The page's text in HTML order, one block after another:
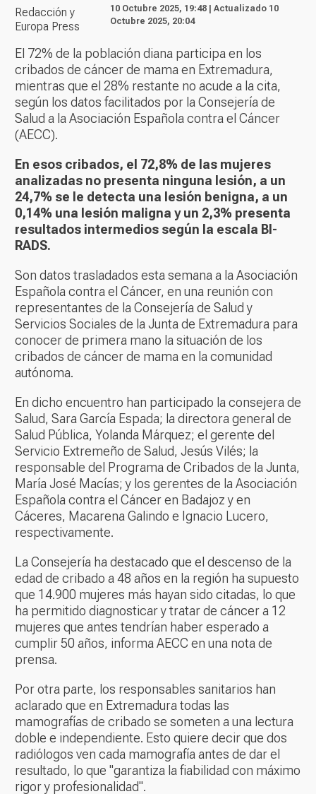
Redacción y
Europa Press
10 Octubre 2025, 19:48 | Actualizado 10
Octubre 2025, 20:04
El 72% de la población diana participa en los
cribados de cáncer de mama en Extremadura,
mientras que el 28% restante no acude a la cita,
según los datos facilitados por la Consejería de
Salud a la Asociación Española contra el Cáncer
(AECC).
En esos cribados, el 72,8% de las mujeres
analizadas no presenta ninguna lesión, a un
24,7% se le detecta una lesión benigna, a un
0,14% una lesión maligna y un 2,3% presenta
resultados intermedios según la escala BI-
RADS.
Son datos trasladados esta semana a la Asociación
Española contra el Cáncer, en una reunión con
representantes de la Consejería de Salud y
Servicios Sociales de la Junta de Extremadura para
conocer de primera mano la situación de los
cribados de cáncer de mama en la comunidad
autónoma.
En dicho encuentro han participado la consejera de
Salud, Sara García Espada; la directora general de
Salud Pública, Yolanda Márquez; el gerente del
Servicio Extremeño de Salud, Jesús Vilés; la
responsable del Programa de Cribados de la Junta,
María José Macías; y los gerentes de la Asociación
Española contra el Cáncer en Badajoz y en
Cáceres, Macarena Galindo e Ignacio Lucero,
respectivamente.
La Consejería ha destacado que el descenso de la
edad de cribado a 48 años en la región ha supuesto
que 14.900 mujeres más hayan sido citadas, lo que
ha permitido diagnosticar y tratar de cáncer a 12
mujeres que antes tendrían haber esperado a
cumplir 50 años, informa AECC en una nota de
prensa.
Por otra parte, los responsables sanitarios han
aclarado que en Extremadura todas las
mamografías de cribado se someten a una lectura
doble e independiente. Esto quiere decir que dos
radiólogos ven cada mamografía antes de dar el
resultado, lo que "garantiza la fiabilidad con máximo
rigor y profesionalidad".